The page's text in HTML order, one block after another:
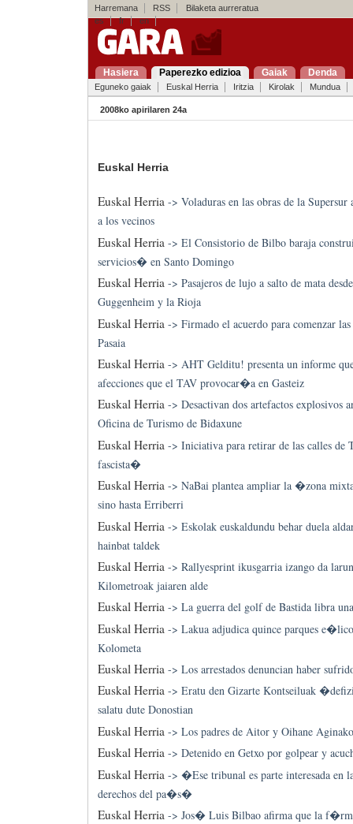
Harremana RSS
Bilaketa aurreratua
es
fr en
Hasiera Paperezko edizioa Gaiak Denda
Eguneko gaiak Euskal Herria Iritzia Kirolak Mundua
2008ko apirilaren 24a
Euskal Herria
Euskal Herria-> Voladuras en las obras de la Supersur
a los vecinos
Euskal Herria -> El Consistorio de Bilbo baraja
servicios� en Santo Domingo
Euskal Herria-> Pasajeros de lujo a salto de mata
Guggenheim y la Rioja
Euskal Herria -> Firmado el acuerdo para comenzar
Pasaia
Euskal Herria-> AHT Gelditu! presenta un informe
afecciones que el TAV provocar�a en Gasteiz
Euskal Herria-> Desactivan dos artefactos explosivos
Oficina de Turismo de Bidaxune
Euskal Herria -> Iniciativa para retirar de las calles
fascista�
Euskal Herria-> NaBai plantea ampliar la �zona
sino hasta Erriberri
Euskal Herria -> Eskolak euskaldundu behar duela
hainbat taldek
Euskal Herria-> Rallyesprint ikusgarria izango da
Kilometroak jaiaren alde
Euskal Herria-> La guerra del golf de Bastida libra
Euskal Herria -> Lakua adjudica quince parques
Kolometa
Euskal Herria-> Los arrestados denuncian haber
Euskal Herria-> Eratu den Gizarte Kontseiluak
salatu dute Donostian
Euskal Herria-> Los padres de Aitor y Oihane
Euskal Herria-> Detenido en Getxo por golpear y
Euskal Herria -> �Ese tribunal es parte interesada en
derechos del pa�s�
Euskal Herria-> Jos� Luis Bilbao afirma que la